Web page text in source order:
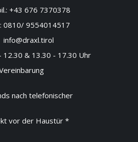
+43 676 7370378
0810/ 9554014517
info@draxl.tirol
12.30 & 13.30 - 17.30 Uhr
nach telefonischer
vor der Haustür *